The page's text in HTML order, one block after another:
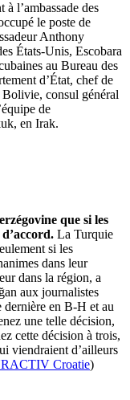
l’ambassade des
le poste de
Anthony
États-Unis, Escobara
au Bureau des
d’État, chef de
Bolivie, consul général
de
en Irak.
que si les
La Turquie
si les
dans leur
dans la région, a
aux journalistes
dernière en B-H et au
une telle décision,
cette décision à trois,
viendraient d’ailleurs
Croatie)